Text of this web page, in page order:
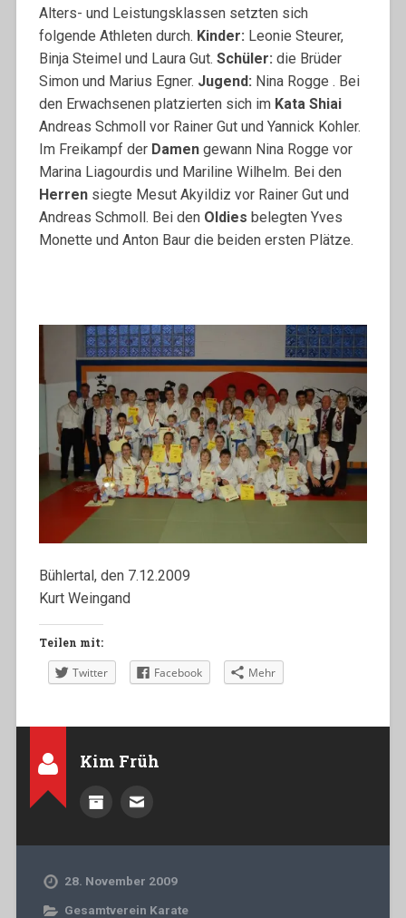
Alters- und Leistungsklassen setzten sich
folgende Athleten durch. Kinder: Leonie Steurer,
Binja Steimel und Laura Gut. Schüler: die Brüder
Simon und Marius Egner. Jugend: Nina Rogge . Bei
den Erwachsenen platzierten sich im Kata Shiai
Andreas Schmoll vor Rainer Gut und Yannick Kohler.
Im Freikampf der Damengewann Nina Rogge vor
Marina Liagourdis und Mariline Wilhelm. Bei den
Herrensiegte Mesut Akyildiz vor Rainer Gut und
Andreas Schmoll. Bei den Oldies belegten Yves
Monette und Anton Baur die beiden ersten Plätze.
Bühlertal, den 7.12.2009
Kurt Weingand
Teilen mit:
Twitter Facebook Mehr
Kim Früh
28. November 2009
Gesamtverein Karate